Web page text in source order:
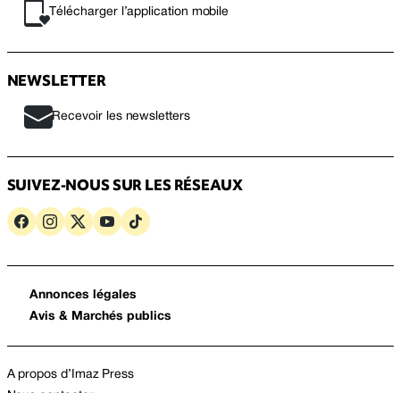
Télécharger l’application mobile
NEWSLETTER
Recevoir les newsletters
SUIVEZ-NOUS SUR LES RÉSEAUX
Annonces légales
Avis & Marchés publics
A propos d’Imaz Press